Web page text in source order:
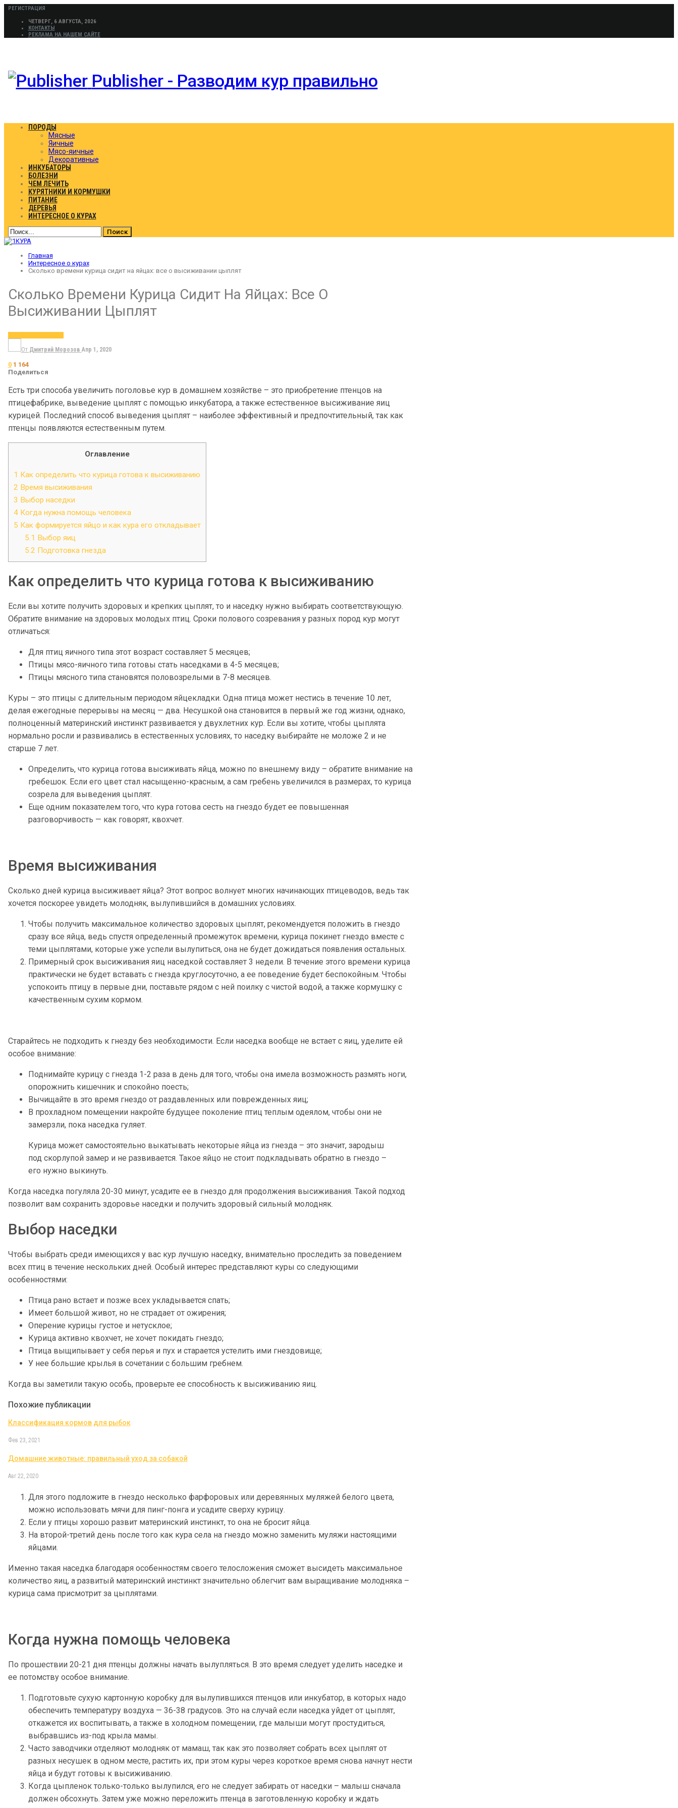
РЕГИСТРАЦИЯ
ЧЕТВЕРГ, 6 АВГУСТА, 2026
КОНТАКТЫ
РЕКЛАМА НА НАШЕМ САЙТЕ
Publisher - Разводим кур правильно
ПОРОДЫ
Мясные
Яичные
Мясо-яичные
Декоративные
ИНКУБАТОРЫ
БОЛЕЗНИ
ЧЕМ ЛЕЧИТЬ
КУРЯТНИКИ И КОРМУШКИ
ПИТАНИЕ
ДЕРЕВЬЯ
ИНТЕРЕСНОЕ О КУРАХ
Главная
Интересное о курах
Сколько времени курица сидит на яйцах: все о высиживании цыплят
Сколько Времени Курица Сидит На Яйцах: Все О
Высиживании Цыплят
От Дмитрий Морозов Апр 1, 2020
0 1 164
Поделиться
Есть три способа увеличить поголовье кур в домашнем хозяйстве – это приобретение птенцов на
птицефабрике, выведение цыплят с помощью инкубатора, а также естественное высиживание яиц
курицей. Последний способ выведения цыплят – наиболее эффективный и предпочтительный, так как
птенцы появляются естественным путем.
Оглавление
1 Как определить что курица готова к высиживанию
2 Время высиживания
3 Выбор наседки
4Когда нужна помощь человека
5 Как формируется яйцо и как кура его откладывает
5.1 Выбор яиц
5.2 Подготовка гнезда
Как определить что курица готова к высиживанию
Если вы хотите получить здоровых и крепких цыплят, то и наседку нужно выбирать соответствующую.
Обратите внимание на здоровых молодых птиц. Сроки полового созревания у разных пород кур могут
отличаться:
Для птиц яичного типа этот возраст составляет 5 месяцев;
Птицы мясо-яичного типа готовы стать наседками в 4-5 месяцев;
Птицы мясного типа становятся половозрелыми в 7-8 месяцев.
Куры – это птицы с длительным периодом яйцекладки. Одна птица может нестись в течение 10 лет,
делая ежегодные перерывы на месяц — два. Несушкой она становится в первый же год жизни, однако,
полноценный материнский инстинкт развивается у двухлетних кур. Если вы хотите, чтобы цыплята
нормально росли и развивались в естественных условиях, то наседку выбирайте не моложе 2 и не
старше 7 лет.
Определить, что курица готова высиживать яйца, можно по внешнему виду – обратите внимание на
гребешок. Если его цвет стал насыщенно-красным, а сам гребень увеличился в размерах, то курица
созрела для выведения цыплят.
Еще одним показателем того, что кура готова сесть на гнездо будет ее повышенная
разговорчивость — как говорят, квохчет.
Время высиживания
Сколько дней курица высиживает яйца? Этот вопрос волнует многих начинающих птицеводов, ведь так
хочется поскорее увидеть молодняк, вылупившийся в домашних условиях.
Чтобы получить максимальное количество здоровых цыплят, рекомендуется положить в гнездо
сразу все яйца, ведь спустя определенный промежуток времени, курица покинет гнездо вместе с
теми цыплятами, которые уже успели вылупиться, она не будет дожидаться появления остальных.
Примерный срок высиживания яиц наседкой составляет 3 недели. В течение этого времени курица
практически не будет вставать с гнезда круглосуточно, а ее поведение будет беспокойным. Чтобы
успокоить птицу в первые дни, поставьте рядом с ней поилку с чистой водой, а также кормушку с
качественным сухим кормом.
Старайтесь не подходить к гнезду без необходимости. Если наседка вообще не встает с яиц, уделите ей
особое внимание:
Поднимайте курицу с гнезда 1-2 раза в день для того, чтобы она имела возможность размять ноги,
опорожнить кишечник и спокойно поесть;
Вычищайте в это время гнездо от раздавленных или поврежденных яиц;
В прохладном помещении накройте будущее поколение птиц теплым одеялом, чтобы они не
замерзли, пока наседка гуляет.
Курица может самостоятельно выкатывать некоторые яйца из гнезда – это значит, зародыш
под скорлупой замер и не развивается. Такое яйцо не стоит подкладывать обратно в гнездо –
его нужно выкинуть.
Когда наседка погуляла 20-30 минут, усадите ее в гнездо для продолжения высиживания. Такой подход
позволит вам сохранить здоровье наседки и получить здоровый сильный молодняк.
Выбор наседки
Чтобы выбрать среди имеющихся у вас кур лучшую наседку, внимательно проследить за поведением
всех птиц в течение нескольких дней. Особый интерес представляют куры со следующими
особенностями:
Птица рано встает и позже всех укладывается спать;
Имеет большой живот, но не страдает от ожирения;
Оперение курицы густое и нетусклое;
Курица активно квохчет, не хочет покидать гнездо;
Птица выщипывает у себя перья и пух и старается устелить ими гнездовище;
У нее большие крылья в сочетании с большим гребнем.
Когда вы заметили такую особь, проверьте ее способность к высиживанию яиц.
Похожие публикации
Классификация кормов для рыбок
Фев 23, 2021
Домашние животные: правильный уход за собакой
Авг 22, 2020
Для этого подложите в гнездо несколько фарфоровых или деревянных муляжей белого цвета,
можно использовать мячи для пинг-понга и усадите сверху курицу.
Если у птицы хорошо развит материнский инстинкт, то она не бросит яйца.
На второй-третий день после того как кура села на гнездо можно заменить муляжи настоящими
яйцами.
Именно такая наседка благодаря особенностям своего телосложения сможет высидеть максимальное
количество яиц, а развитый материнский инстинкт значительно облегчит вам выращивание молодняка –
курица сама присмотрит за цыплятами.
Когда нужна помощь человека
По прошествии 20-21 дня птенцы должны начать вылупляться. В это время следует уделить наседке и
ее потомству особое внимание.
Подготовьте сухую картонную коробку для вылупившихся птенцов или инкубатор, в которых надо
обеспечить температуру воздуха — 36-38 градусов. Это на случай если наседка уйдет от цыплят,
откажется их воспитывать, а также в холодном помещении, где малыши могут простудиться,
выбравшись из-под крыла мамы.
Часто заводчики отделяют молодняк от мамаш, так как это позволяет собрать всех цыплят от
разных несушек в одном месте, растить их, при этом куры через короткое время снова начнут нести
яйца и будут готовы к высиживанию.
Когда цыпленок только-только вылупился, его не следует забирать от наседки – малыш сначала
должен обсохнуть. Затем уже можно переложить птенца в заготовленную коробку и ждать